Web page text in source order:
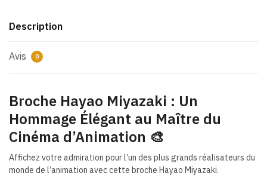
Description
Avis 0
Broche Hayao Miyazaki : Un
Hommage Élégant au Maître du
Cinéma d’Animation 🎨
Affichez votre admiration pour l’un des plus grands réalisateurs du
monde de l’animation avec cette broche Hayao Miyazaki.